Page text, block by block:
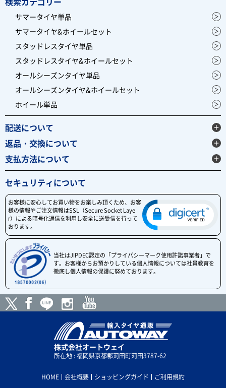
サマータイヤ単品
サマータイヤ&ホイールセット
スタッドレスタイヤ単品
スタッドレスタイヤ&ホイールセット
オールシーズンタイヤ単品
オールシーズンタイヤ&ホイールセット
ホイール単品
配送について
返品・交換について
支払方法について
セキュリティについて
お客様に安心してお買い物をお楽しみ頂くため、お客
様の情報やご注文情報はSSL（Secure Socket Laye
r）による暗号化通信を利用し安全に送受信を行って
おります。
当社はJIPDEC認定の「プライバシーマーク使用許諾事業者」で
す。お客様からお預かりしている個人情報については社員教育を
徹底し個人情報の保護に努めております。
株式会社オートウェイ
所在地 : 福岡県京都郡苅田町苅田3787-62
HOME 会社概要 ショッピングガイド ご利用規約